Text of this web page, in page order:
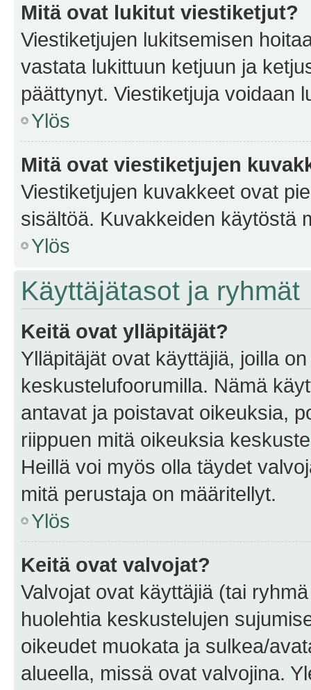
Mitä ovat lukitut viestiketjut?
Viestiketjujen lukitsemisen
vastata lukittuun ketjuun ja
päättynyt. Viestiketjuja voidaan
Ylös
Mitä ovat viestiketjujen
Viestiketjujen kuvakkeet ovat
sisältöä. Kuvakkeiden käytöstä
Ylös
Käyttäjätasot ja ryhmät
Keitä ovat ylläpitäjät?
Ylläpitäjät ovat käyttäjiä, joilla
keskustelufoorumilla. Nämä
antavat ja poistavat oikeuksia,
riippuen mitä oikeuksia
Heillä voi myös olla täydet
mitä perustaja on määritellyt.
Ylös
Keitä ovat valvojat?
Valvojat ovat käyttäjiä (tai
huolehtia keskustelujen
oikeudet muokata ja sulkea/
alueella, missä ovat valvojina.